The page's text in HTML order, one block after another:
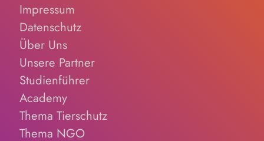
Impressum
Datenschutz
Über Uns
Unsere Partner
Studienführer
Academy
Thema Tierschutz
Thema NGO